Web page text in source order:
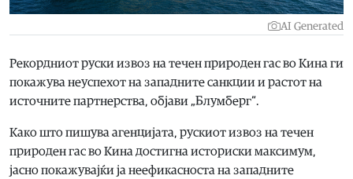
AI Generated
Рекордниот руски извоз на течен природен гас во Кина ги
покажува неуспехот на западните санкции и растот на
источните партнерства, објави „Блумберг“.
Како што пишува агенцијата, рускиот извоз на течен
природен гас во Кина достигна историски максимум,
јасно покажувајќи ја неефикасноста на западните